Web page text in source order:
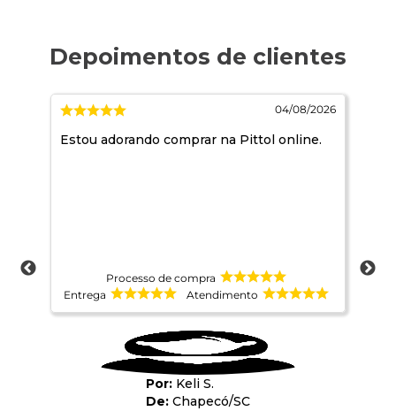
04/08/2026
Estou adorando comprar na Pittol online.
Processo de compra
Entrega
Atendimento
Keli S.
Chapecó/SC